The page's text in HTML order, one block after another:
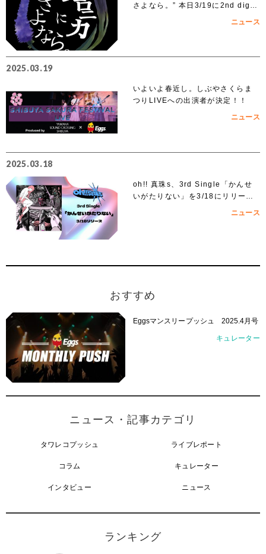
さよなら。” 本日3/19に2nd digit
ニュース
2025.03.19
いよいよ春近し。しぶやさくらま
つりLIVEへの出演者が決定！！
ニュース
2025.03.18
oh!! 真珠s、3rd Single「かんせ
いがたりない」を3/18にリリー
ニュース
おすすめ
Eggsマンスリープッシュ 2025.4月号
キュレーター
ニュース・記事カテゴリ
タワレコプッシュ ライブレポート
コラム キュレーター
インタビュー ニュース
ランキング